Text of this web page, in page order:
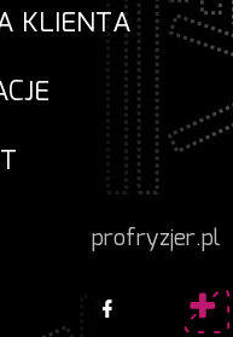
KLIENTA
profryzjer.pl